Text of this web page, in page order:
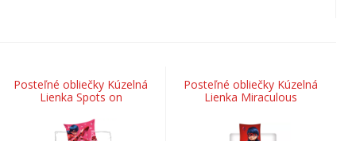
Posteľné obliečky Kúzelná
Lienka Spots on
Posteľné obliečky Kúzelná
Lienka Miraculous